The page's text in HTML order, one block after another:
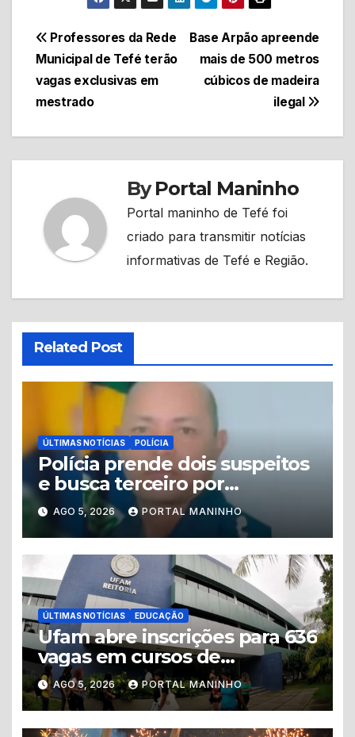
Navegação
de
Post
Base Arpão apreende
mais de 500 metros
cúbicos de madeira
ilegal
Professores da Rede
Municipal de Tefé terão
vagas exclusivas em
mestrado
ByPortal Maninho
Portal maninho de Tefé foi
criado para transmitir notícias
informativas de Tefé e Região.
Related Post
ÚLTIMAS NOTÍCIAS POLÍCIA
Polícia prende dois suspeitos
e busca terceiro por
homicídio de guarda
municipal em Tabatinga
AGO 5, 2026 PORTAL MANINHO
ÚLTIMAS NOTÍCIAS EDUCAÇÃO
Ufam abre inscrições para 636
vagas em cursos de
graduação no interior do
Amazonas
AGO 5, 2026 PORTAL MANINHO